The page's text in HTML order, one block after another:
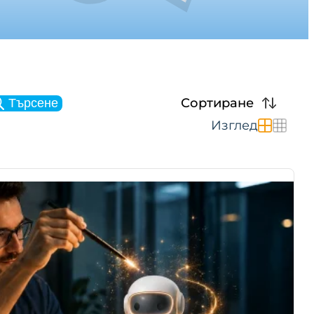
Търсене
Сортиране
Изглед